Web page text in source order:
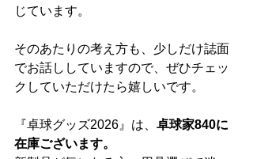
じています。
そのあたりの考え方も、少しだけ誌面
でお話ししていますので、ぜひチェッ
クしていただけたら嬉しいです。
『卓球グッズ2026』は、 卓球家840に
在庫ございます。